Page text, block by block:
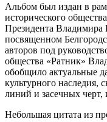
Альбом был издан в
исторического
Президента Владимира
посвященном
авторов под
общества «Ратник»
обобщило актуальные
культурного наследия,
линий и засечных черт,
Небольшая цитата из